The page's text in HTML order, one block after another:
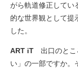
がら軌道修正してい
的な世界観として提
した。
ART iT 出口のとこ
い」の一部ですか。